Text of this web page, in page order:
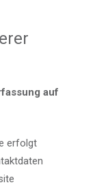
auf
erfolgt